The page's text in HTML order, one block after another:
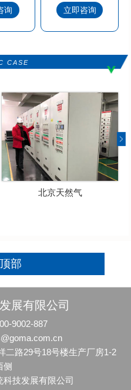
询 立即咨询
CASE
北京天然气
部
展有限公司
9002-887
二路29号18号楼生产厂房1-2
侧
技发展有限公司